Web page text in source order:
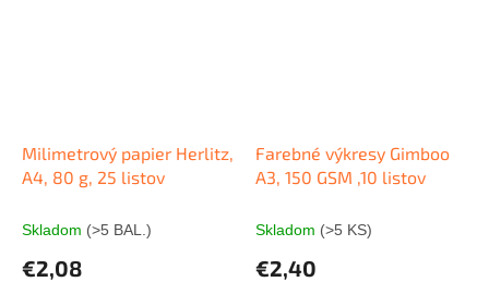
Milimetrový papier Herlitz,
A4, 80 g, 25 listov
Skladom (>5 BAL.)
€2,08
Farebné výkresy Gimboo
A3, 150 GSM ,10 listov
Skladom (>5 KS)
€2,40